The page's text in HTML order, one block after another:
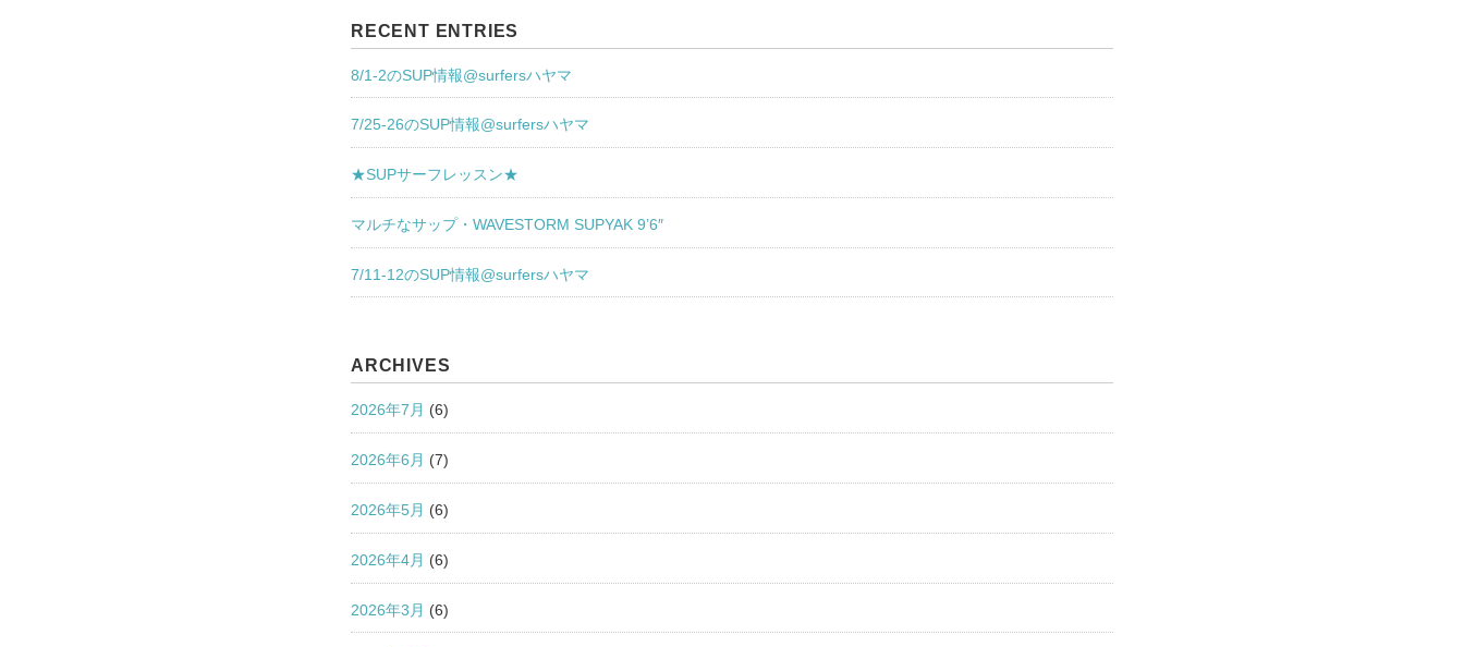
RECENT ENTRIES
8/1-2のSUP情報@surfersハヤマ
7/25-26のSUP情報@surfersハヤマ
★SUPサーフレッスン★
マルチなサップ・WAVESTORM SUPYAK 9’6″
7/11-12のSUP情報@surfersハヤマ
ARCHIVES
2026年7月 (6)
2026年6月 (7)
2026年5月 (6)
2026年4月 (6)
2026年3月 (6)